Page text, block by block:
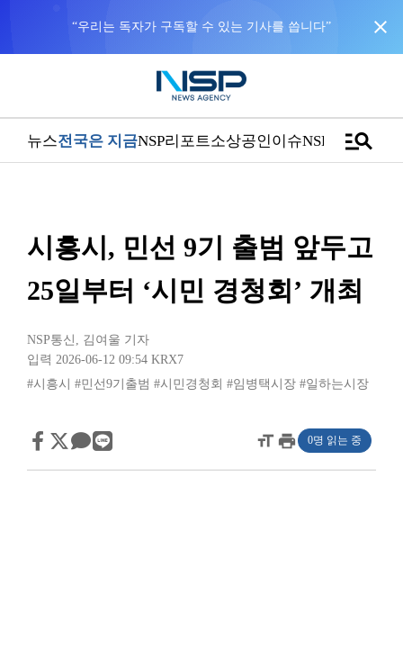
“우리는 독자가 구독할 수 있는 기사를 씁니다” close
뉴스전국은 지금NSP리포트소상공인이슈NSPTVmanage_search
시흥시, 민선 9기 출범 앞두고
25일부터 ‘시민 경청회’ 개최
NSP통신 , 김여울 기자
입력 2026-06-12 09:54 KRX7
#시흥시
#민선9기출범 #시민경청회 #임병택시장 #일하는시장
format_sizeprint 0명 읽는 중